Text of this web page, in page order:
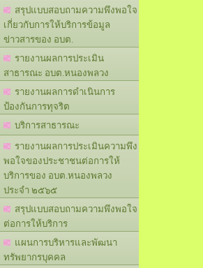
สรุปแบบสอบถามความพึงพอใจ
เกี่ยวกับการให้บริการข้อมูล
ข่าวสารของ อบต.
รายงานผลการประเมิน
สาธารณะ อบต.หนองพลวง
รายงานผลการดำเนินการ
ป้องกันการทุจริต
บริการสาธารณะ
รายงานผลการประเมินความพึง
พอใจของประชาชนต่อการให้
บริการของ อบต.หนองพลวง
ประจำ ๒๕๖๕
สรุปแบบสอบถามความพึงพอใจ
ต่อการให้บริการ
แผนการบริหารและพัฒนา
ทรัพยากรบุคคล